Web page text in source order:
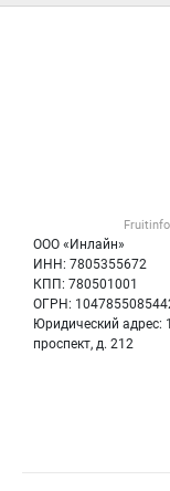
—
Важные
ООО «Инлайн»
ИНН: 7805355672
КПП: 780501001
ОГРН:
Юридический адрес:
проспект, д. 212
Навигация по